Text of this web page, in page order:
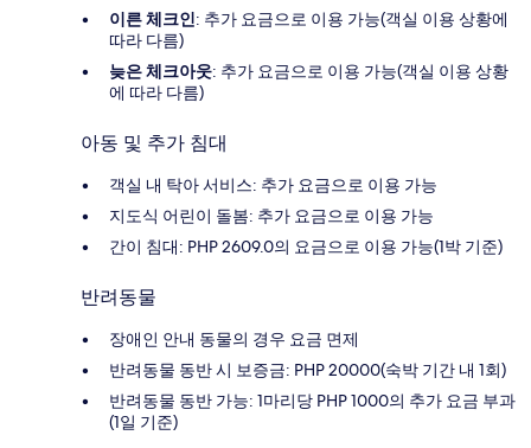
이른 체크인: 추가 요금으로 이용 가능(객실 이용 상황에
따라 다름)
늦은 체크아웃: 추가 요금으로 이용 가능(객실 이용 상황
에 따라 다름)
아동 및 추가 침대
객실 내 탁아 서비스: 추가 요금으로 이용 가능
지도식 어린이 돌봄: 추가 요금으로 이용 가능
간이 침대: PHP 2609.0의 요금으로 이용 가능(1박 기준)
반려동물
장애인 안내 동물의 경우 요금 면제
반려동물 동반 시 보증금: PHP 20000(숙박 기간 내 1회)
반려동물 동반 가능: 1마리당 PHP 1000의 추가 요금 부과
(1일 기준)